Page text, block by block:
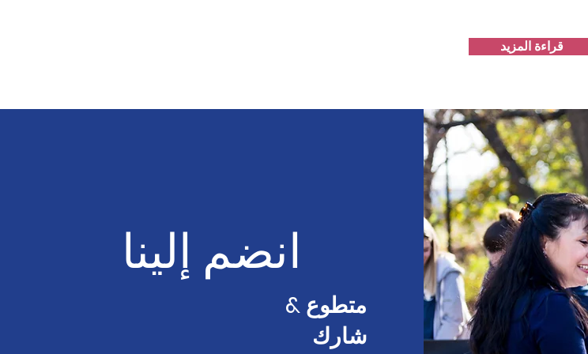
قراءة المزيد
انضم إلينا
متطوع &
شارك